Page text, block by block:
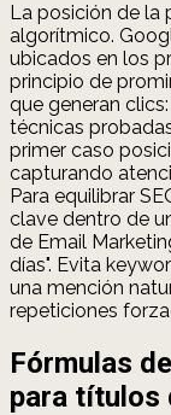
La posición de la
algorítmico.
ubicados en los
principio de
que generan
técnicas
primer caso
capturando
Para equilibrar
clave dentro de
de Email
días". Evita
una mención
repeticiones
Fórmulas
para títulos